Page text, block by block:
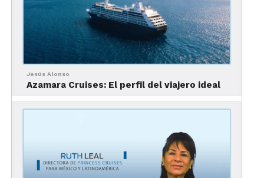
programas de entretenimiento para ellos.
¿Por qué en barco?
Jesús Alonso
Azamara Cruises: El perfil del viajero ideal